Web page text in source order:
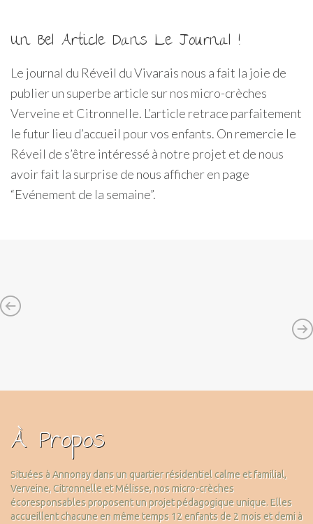
Un Bel Article Dans Le Journal !
Le journal du Réveil du Vivarais nous a fait la joie de
publier un superbe article sur nos micro-crèches
Verveine et Citronnelle. L’article retrace parfaitement
le futur lieu d’accueil pour vos enfants. On remercie le
Réveil de s’être intéressé à notre projet et de nous
avoir fait la surprise de nous afficher en page
“Evénement de la semaine”.
À Propos
Situées à Annonay dans un quartier résidentiel calme et familial,
Verveine, Citronnelle et Mélisse, nos micro-crèches
écoresponsables proposent un projet pédagogique unique. Elles
accueillent chacune en même temps 12 enfants de 2 mois et demi à